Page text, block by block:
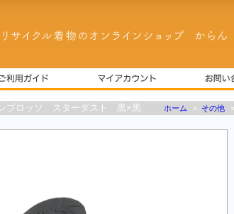
ンブロッソ スターダスト 黒×黒 ホーム » その他